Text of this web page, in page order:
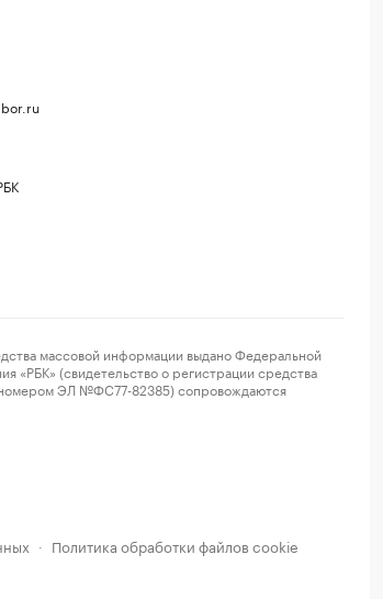
массовой информации выдано Федеральной
«РБК» (свидетельство о регистрации средства
номером ЭЛ №ФС77-82385) сопровождаются
· Политика обработки файлов cookie